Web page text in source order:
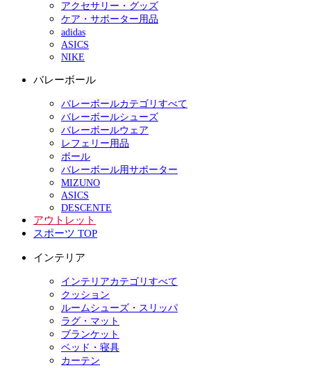
アクセサリー・グッズ
ケア・サポーター用品
adidas
ASICS
NIKE
バレーボール
バレーボールカテゴリすべて
バレーボールシューズ
バレーボールウェア
レフェリー用品
ボール
バレーボール用サポーター
MIZUNO
ASICS
DESCENTE
アウトレット
スポーツ TOP
インテリア
インテリアカテゴリすべて
クッション
ルームシューズ・スリッパ
ラグ・マット
ブランケット
ベッド・寝具
カーテン